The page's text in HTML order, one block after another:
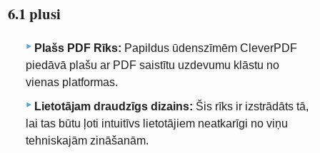
6.1 plusi
Plašs PDF Rīks: Papildus ūdenszīmēm CleverPDF
piedāvā plašu ar PDF saistītu uzdevumu klāstu no
vienas platformas.
Lietotājam draudzīgs dizains: Šis rīks ir izstrādāts tā,
lai tas būtu ļoti intuitīvs lietotājiem neatkarīgi no viņu
tehniskajām zināšanām.